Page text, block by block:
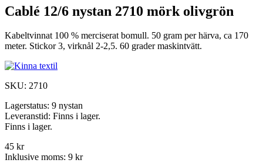
Cablé 12/6 nystan 2710 mörk olivgrön
Kabeltvinnat 100 % merciserat bomull. 50 gram per härva, ca 170
meter. Stickor 3, virknål 2-2,5. 60 grader maskintvätt.
SKU: 2710
Lagerstatus: 9 nystan
Leveranstid: Finns i lager.
Finns i lager.
45 kr
Inklusive moms: 9 kr